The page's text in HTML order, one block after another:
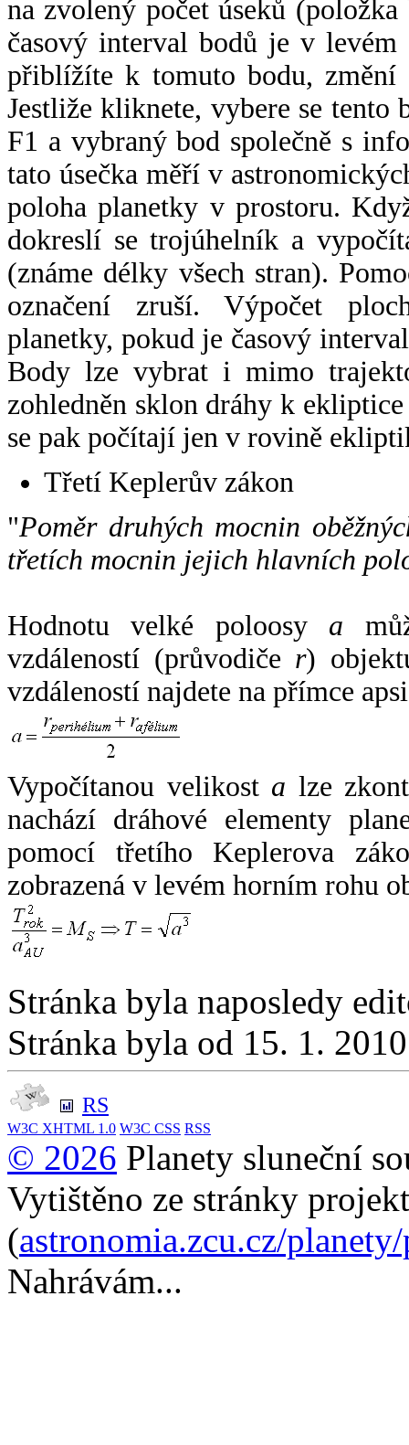
na zvolený počet úseků
časový interval bodů je v
přiblížíte k tomuto bodu,
Jestliže kliknete, vybere se tento
F1 a vybraný bod společně s
tato úsečka měří v
poloha planetky v prostoru.
dokreslí se trojúhelník a
(známe délky všech stran).
označení zruší. Výpočet
planetky, pokud je časový
Body lze vybrat i mimo
zohledněn sklon dráhy k
se pak počítají jen v rovině
Třetí Keplerův zákon
"Poměr druhých mocnin
třetích mocnin jejich hlavních
Hodnotu velké poloosy a
vzdáleností (průvodiče r)
vzdáleností najdete na přímce
Vypočítanou velikost a lze
nachází dráhové elementy
pomocí třetího Keplerova
zobrazená v levém horním rohu
Stránka byla naposledy
Stránka byla od 15. 1.
RS
W3C XHTML 1.0 W3C CSS RSS
© 2026 Planety sluneční
Vytištěno ze stránky
(astronomia.zcu.cz/
Nahrávám...